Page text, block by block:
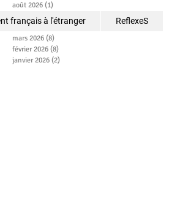
août 2026 (1)
juillet 2026 (2)2 posts
avril 2026
mars 2026 (8)
février 2026 (8)
janvier 2026 (2)
français à l'étranger ReflexeS